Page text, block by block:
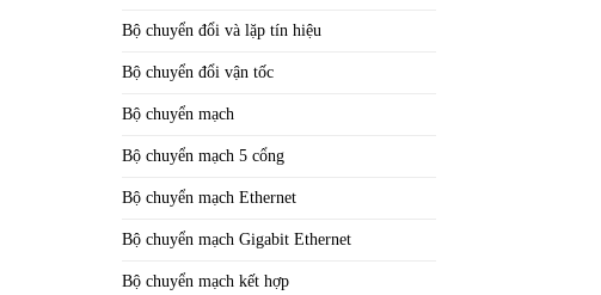
Bộ chuyển đổi và lặp tín hiệu
Bộ chuyển đổi vận tốc
Bộ chuyển mạch
Bộ chuyển mạch 5 cổng
Bộ chuyển mạch Ethernet
Bộ chuyển mạch Gigabit Ethernet
Bộ chuyển mạch kết hợp